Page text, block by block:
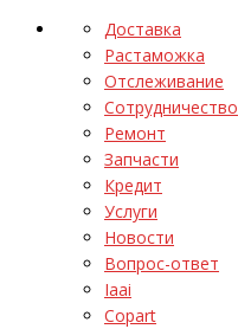
Доставка
Растаможка
Отслеживание
Сотрудничество
Ремонт
Запчасти
Кредит
Услуги
Новости
Вопрос-ответ
Iaai
Copart